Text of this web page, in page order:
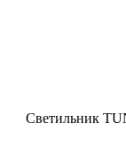
Светильник